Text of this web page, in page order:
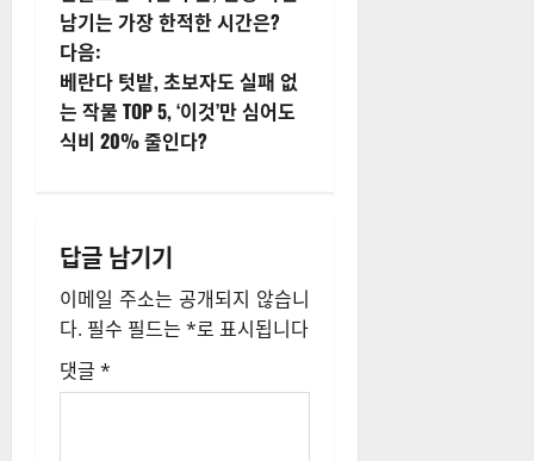
물
내
비
이
션
남기는 가장 한적한 시간은?
다음:
베란다 텃밭, 초보자도 실패 없
는 작물 TOP 5, ‘이것’만 심어도
식비 20% 줄인다?
답글 남기기
이메일 주소는 공개되지 않습니
다. 필수 필드는 *로 표시됩니다
댓글 *